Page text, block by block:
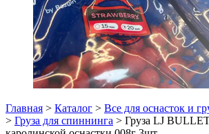
Главная > Каталог > Все для оснасток и
> Груза для спиннинга > Груза LJ